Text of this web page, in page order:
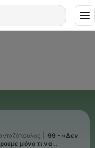
99 - «Δεν
μόνο τι να